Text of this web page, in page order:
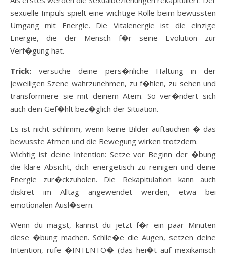
sexuelle Impuls spielt eine wichtige Rolle beim bewussten
Umgang mit Energie. Die Vitalenergie ist die einzige
Energie, die der Mensch f�r seine Evolution zur
Verf�gung hat.
Trick:versuche deine pers�nliche Haltung in der
jeweiligen Szene wahrzunehmen, zu f�hlen, zu sehen und
transformiere sie mit deinem Atem. So ver�ndert sich
auch dein Gef�hlt bez�glich der Situation.
Es ist nicht schlimm, wenn keine Bilder auftauchen � das
bewusste Atmen und die Bewegung wirken trotzdem.
Wichtig ist deine Intention: Setze vor Beginn der �bung
die klare Absicht, dich energetisch zu reinigen und deine
Energie zur�ckzuholen. Die Rekapitulation kann auch
diskret im Alltag angewendet werden, etwa bei
emotionalen Ausl�sern.
Wenn du magst, kannst du jetzt f�r ein paar Minuten
diese �bung machen. Schlie�e die Augen, setzen deine
Intention, rufe �INTENTO� (das hei�t auf mexikanisch